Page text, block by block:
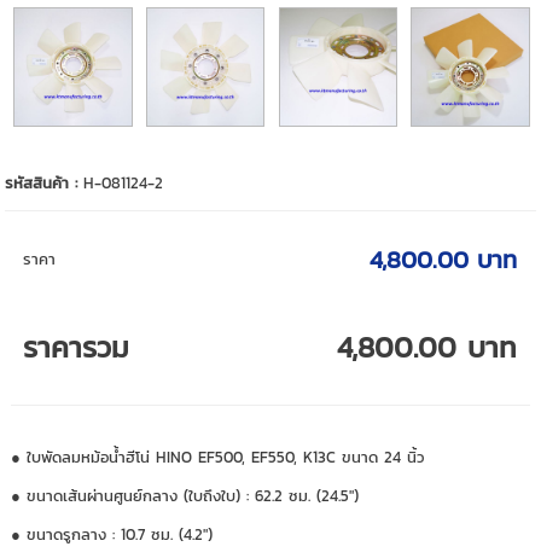
รหัสสินค้า :H-081124-2
ราคา 4,800.00 บาท
ราคารวม 4,800.00 บาท
● ใบพัดลมหม้อน้ำฮีโน่ HINO EF500, EF550, K13C ขนาด 24 นิ้ว
● ขนาดเส้นผ่านศูนย์กลาง (ใบถึงใบ) : 62.2 ซม. (24.5")
● ขนาดรูกลาง : 10.7 ซม. (4.2")